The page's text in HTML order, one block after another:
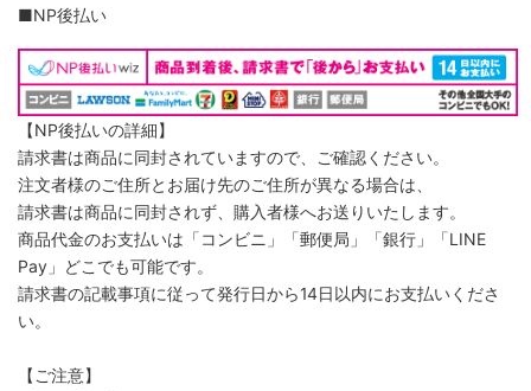
■NP後払い
【NP後払いの詳細】
請求書は商品に同封されていますので、ご確認ください。
注文者様のご住所とお届け先のご住所が異なる場合は、
請求書は商品に同封されず、購入者様へお送りいたします。
商品代金のお支払いは「コンビニ」「郵便局」「銀行」「LINE
Pay」どこでも可能です。
請求書の記載事項に従って発行日から14日以内にお支払いくださ
い。
【ご注意】